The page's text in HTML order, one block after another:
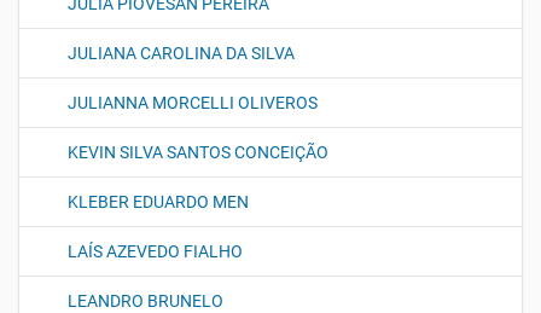
JULIANA CAROLINA DA SILVA
JULIANNA MORCELLI OLIVEROS
KEVIN SILVA SANTOS CONCEIÇÃO
KLEBER EDUARDO MEN
LAÍS AZEVEDO FIALHO
LEANDRO BRUNELO